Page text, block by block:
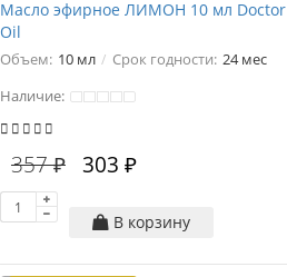
Масло эфирное ЛИМОН 10 мл Doctor
Oil
Объем: 10 мл Срок годности: 24 мес
Наличие:
357 ₽ 303 ₽
В корзину